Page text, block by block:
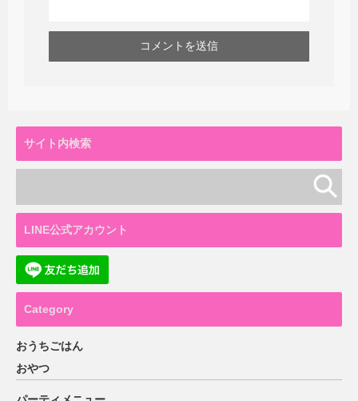
サイト内検索
LINE公式アカウント
Category
おうちごはん
おやつ